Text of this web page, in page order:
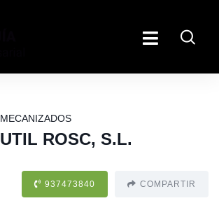
MECANIZADOS
UTIL ROSC, S.L.
937473840 COMPARTIR